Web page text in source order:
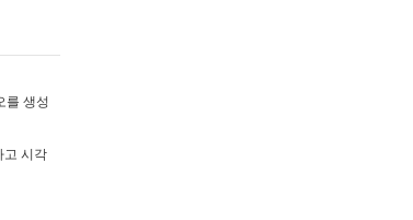
를 생성
고 시각